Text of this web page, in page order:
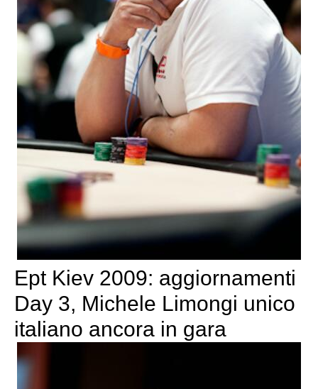
Ept Kiev 2009: aggiornamenti
Day 3, Michele Limongi unico
italiano ancora in gara